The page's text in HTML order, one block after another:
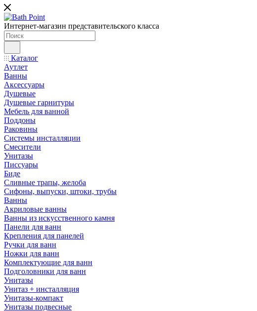
Интернет-магазин представительского класса
Каталог
Аутлет
Ванны
Аксессуары
Душевые
Душевые гарнитуры
Мебель для ванной
Поддоны
Раковины
Системы инсталляции
Смесители
Унитазы
Писсуары
Биде
Сливные трапы, желоба
Сифоны, выпуски, штоки, трубы
Ванны
Акриловые ванны
Ванны из искусственного камня
Панели для ванн
Крепления для панелей
Ручки для ванн
Ножки для ванн
Комплектующие для ванн
Подголовники для ванн
Унитазы
Унитаз + инсталляция
Унитазы-компакт
Унитазы подвесные